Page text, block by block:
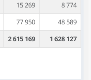
15 269
8 774
77 950
48 589
2 615 169
1 628 127